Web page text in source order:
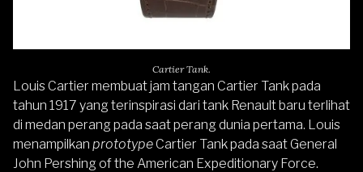
Cartier Tank.
Louis Cartier membuat jam tangan Cartier Tankpada
tahun 1917 yang terinspirasi dari tank Renault baru terlihat
di medan perang pada saat perang dunia pertama. Louis
menampilkan prototypeCartier Tank pada saat General
John Pershing of the American Expeditionary Force.